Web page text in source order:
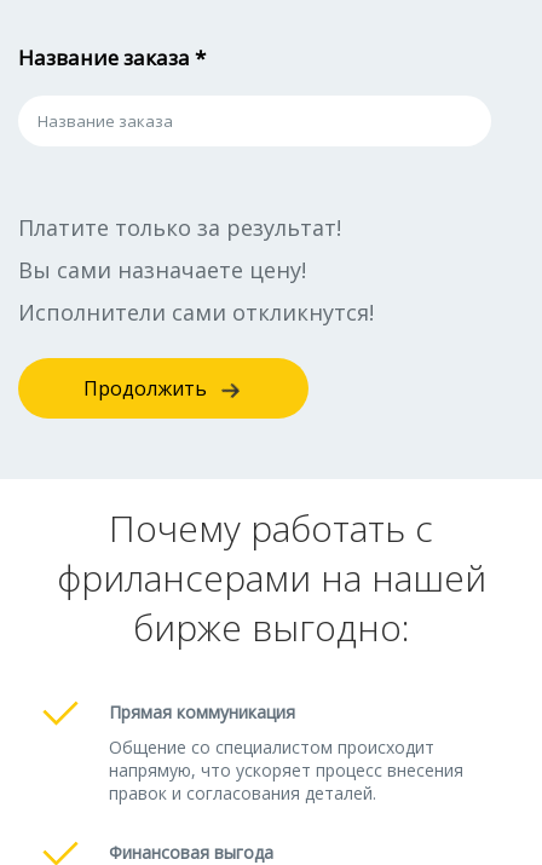
Название заказа *
Платите только за результат!
Вы сами назначаете цену!
Исполнители сами откликнутся!
Продолжить
Почему работать с
фрилансерами на нашей
бирже выгодно:
Прямая коммуникация
Общение со специалистом происходит
напрямую, что ускоряет процесс внесения
правок и согласования деталей.
Финансовая выгода